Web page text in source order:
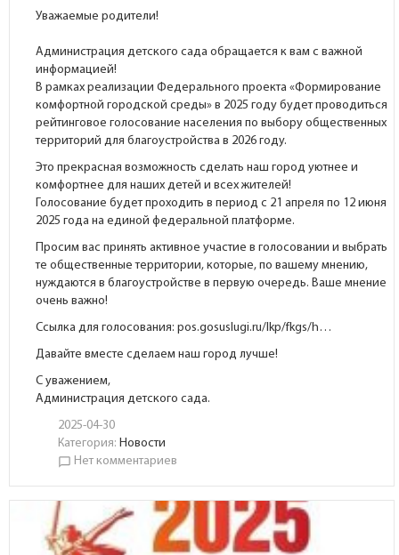
Уважаемые родители!
Администрация детского сада обращается к вам с важной
информацией!
В рамках реализации Федерального проекта «Формирование
комфортной городской среды» в 2025 году будет проводиться
рейтинговое голосование населения по выбору общественных
территорий для благоустройства в 2026 году.
Это прекрасная возможность сделать наш город уютнее и
комфортнее для наших детей и всех жителей!
Голосование будет проходить в период с 21 апреля по 12 июня
2025 года на единой федеральной платформе.
Просим вас принять активное участие в голосовании и выбрать
те общественные территории, которые, по вашему мнению,
нуждаются в благоустройстве в первую очередь. Ваше мнение
очень важно!
Ссылка для голосования:pos.gosuslugi.ru/lkp/fkgs/h…
Давайте вместе сделаем наш город лучше!
С уважением,
Администрация детского сада.
2025-04-30
Категория:Новости
chat_bubble_outline Нет комментариев